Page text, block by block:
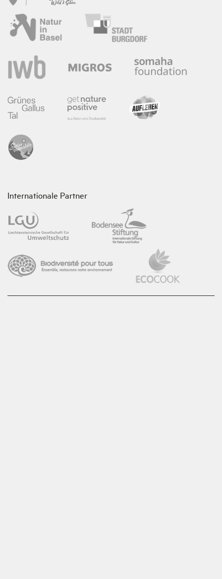
Internationale Partner